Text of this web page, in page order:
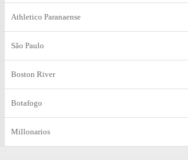
Athletico Paranaense
São Paulo
Boston River
Botafogo
Millonarios